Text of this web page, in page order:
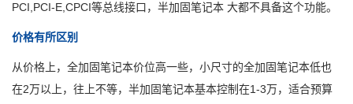
PCI,PCI-E,CPCI等总线接口，半加固笔记本 大都不具备这个功能。
价格有所区别
从价格上，全加固笔记本价位高一些，小尺寸的全加固笔记本低也
在2万以上，往上不等，半加固笔记本基本控制在1-3万，适合预算